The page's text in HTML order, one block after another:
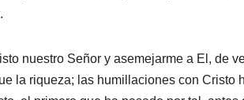
nuestro Señor y asemejarme a El, de
la riqueza; las humillaciones con